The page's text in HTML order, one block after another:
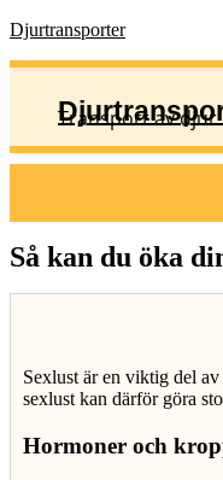
Djurtransporter
Transport av djur
Så kan du öka
Sexlust är en viktig del
sexlust kan därför göra
Hormoner och